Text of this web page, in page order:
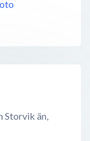
Storvik än,